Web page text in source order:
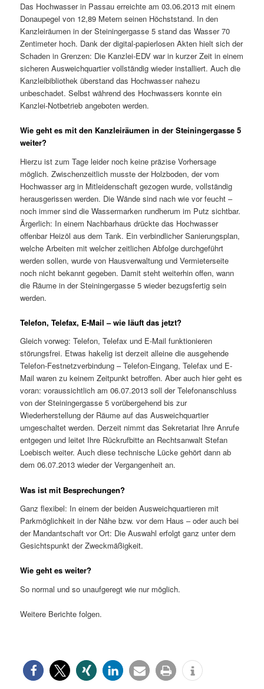
Das Hochwasser in Passau erreichte am 03.06.2013 mit einem
Donaupegel von 12,89 Metern seinen Höchststand. In den
Kanzleiräumen in der Steiningergasse 5 stand das Wasser 70
Zentimeter hoch. Dank der digital-papierlosen Akten hielt sich der
Schaden in Grenzen: Die Kanzlei-EDV war in kurzer Zeit in einem
sicheren Ausweichquartier vollständig wieder installiert. Auch die
Kanzleibibliothek überstand das Hochwasser nahezu
unbeschadet. Selbst während des Hochwassers konnte ein
Kanzlei-Notbetrieb angeboten werden.
Wie geht es mit den Kanzleiräumen in der Steiningergasse 5
weiter?
Hierzu ist zum Tage leider noch keine präzise Vorhersage
möglich. Zwischenzeitlich musste der Holzboden, der vom
Hochwasser arg in Mitleidenschaft gezogen wurde, vollständig
herausgerissen werden. Die Wände sind nach wie vor feucht –
noch immer sind die Wassermarken rundherum im Putz sichtbar.
Ärgerlich: In einem Nachbarhaus drückte das Hochwasser
offenbar Heizöl aus dem Tank. Ein verbindlicher Sanierungsplan,
welche Arbeiten mit welcher zeitlichen Abfolge durchgeführt
werden sollen, wurde von Hausverwaltung und Vermieterseite
noch nicht bekannt gegeben. Damit steht weiterhin offen, wann
die Räume in der Steiningergasse 5 wieder bezugsfertig sein
werden.
Telefon, Telefax, E-Mail – wie läuft das jetzt?
Gleich vorweg: Telefon, Telefax und E-Mail funktionieren
störungsfrei. Etwas hakelig ist derzeit alleine die ausgehende
Telefon-Festnetzverbindung – Telefon-Eingang, Telefax und E-
Mail waren zu keinem Zeitpunkt betroffen. Aber auch hier geht es
voran: voraussichtlich am 06.07.2013 soll der Telefonanschluss
von der Steiningergasse 5 vorübergehend bis zur
Wiederherstellung der Räume auf das Ausweichquartier
umgeschaltet werden. Derzeit nimmt das Sekretariat Ihre Anrufe
entgegen und leitet Ihre Rückrufbitte an Rechtsanwalt Stefan
Loebisch weiter. Auch diese technische Lücke gehört dann ab
dem 06.07.2013 wieder der Vergangenheit an.
Was ist mit Besprechungen?
Ganz flexibel: In einem der beiden Ausweichquartieren mit
Parkmöglichkeit in der Nähe bzw. vor dem Haus – oder auch bei
der Mandantschaft vor Ort: Die Auswahl erfolgt ganz unter dem
Gesichtspunkt der Zweckmäßigkeit.
Wie geht es weiter?
So normal und so unaufgeregt wie nur möglich.
Weitere Berichte folgen.